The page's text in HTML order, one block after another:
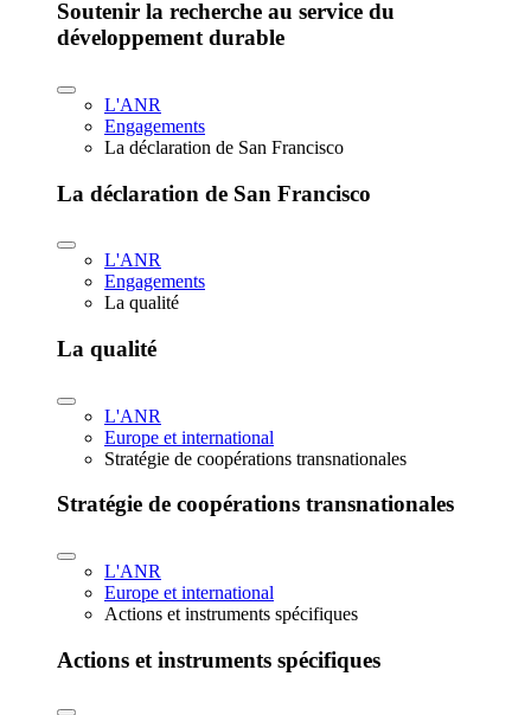
Soutenir la recherche au service du
développement durable
L'ANR
Engagements
La déclaration de San Francisco
La déclaration de San Francisco
L'ANR
Engagements
La qualité
La qualité
L'ANR
Europe et international
Stratégie de coopérations transnationales
Stratégie de coopérations transnationales
L'ANR
Europe et international
Actions et instruments spécifiques
Actions et instruments spécifiques